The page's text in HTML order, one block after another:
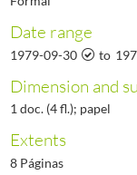
Date range
1979-09-30 to
Dimension and
1 doc. (4 fl.); papel
Extents
8 Páginas